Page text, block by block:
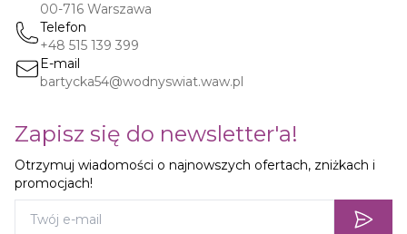
00-716 Warszawa
Telefon
+48 515 139 399
E-mail
bartycka54@wodnyswiat.waw.pl
Zapisz się do newsletter'a!
Otrzymuj wiadomości o najnowszych ofertach, zniżkach i
promocjach!